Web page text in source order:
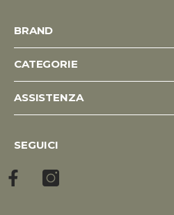
BRAND
CATEGORIE
ASSISTENZA
SEGUICI